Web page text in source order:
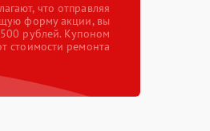
что отправляя
форму акции, вы
рублей. Купоном
стоимости ремонта